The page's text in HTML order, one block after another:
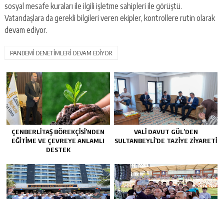
sosyal mesafe kuraları ile ilgili işletme sahipleri ile görüştü.
Vatandaşlara da gerekli bilgileri veren ekipler, kontrollere rutin olarak
devam ediyor.
PANDEMİ DENETİMLERİ DEVAM EDİYOR
ÇENBERLITAŞ BÖREKÇISI’NDEN
EĞITIME VE ÇEVREYE ANLAMLI
DESTEK
VALI DAVUT GÜL’DEN
SULTANBEYLI’DE TAZIYE ZIYARETI